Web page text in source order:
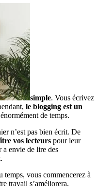
simple. Vous écrivez
le blogging est un
de temps.
n’est pas bien écrit. De
vos lecteurs pour leur
envie de lire des
vous commencerez à
travail s’améliorera.